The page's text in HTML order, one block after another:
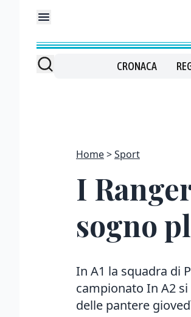
CRONACA
Home Sport
I
sogno
In A1 la squadra di
campionato In A2
delle pantere